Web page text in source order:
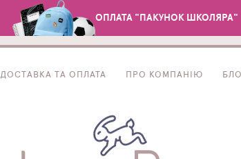
ОПЛАТА "ПАКУНОК ШКОЛЯРА"
ДОСТАВКА ТА ОПЛАТА ПРО КОМПАНІЮ